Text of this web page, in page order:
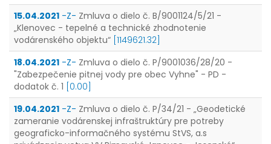
15.04.2021 -Z- Zmluva o dielo č. B/9001124/5/21 -
„Klenovec - tepelné a technické zhodnotenie
vodárenského objektu“ [1149621.32]
18.04.2021 -Z- Zmluva o dielo č. P/9001036/28/20 -
"Zabezpečenie pitnej vody pre obec Vyhne" - PD -
dodatok č. 1 [0.00]
19.04.2021 -Z- Zmluva o dielo č. P/34/21 - „Geodetické
zameranie vodárenskej infraštruktúry pre potreby
geograficko-informačného systému StVS, a.s